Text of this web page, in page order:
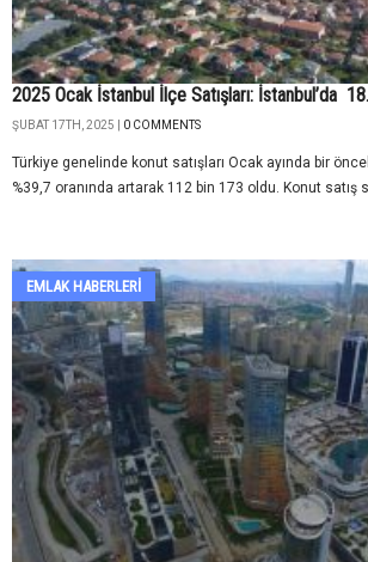
2025 Ocak İstanbul İlçe Satışları: İstanbul’da
ŞUBAT 17TH, 2025 | 0 COMMENTS
Türkiye genelinde konut satışları Ocak ayında bir
%39,7 oranında artarak 112 bin 173 oldu. Konut satış
EMLAK HABERLERI